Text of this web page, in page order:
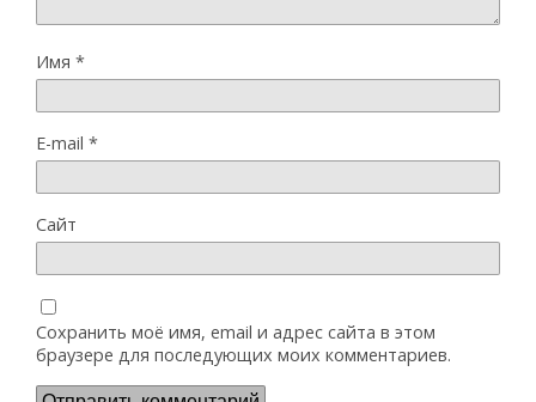
Имя *
E-mail *
Сайт
Сохранить моё имя, email и адрес сайта в этом
браузере для последующих моих комментариев.